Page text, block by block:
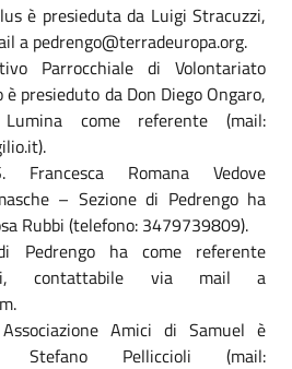
è presieduta da Luigi Stracuzzi,
a pedrengo@terradeuropa.org.
Parrocchiale di Volontariato
presieduto da Don Diego Ongaro,
come referente (mail:
).
Francesca Romana Vedove
– Sezione di Pedrengo ha
Rubbi (telefono: 3479739809).
Pedrengo ha come referente
contattabile via mail a
.
Amici di Samuel è
Stefano Pelliccioli (mail: